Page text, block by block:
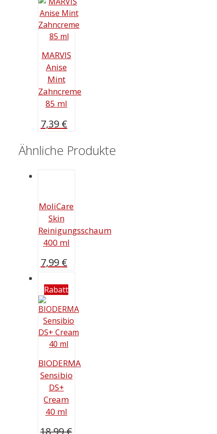
9,19 € 8,99 €.
MARVIS
Anise
Mint
Zahncreme
85 ml
7,39 €
Ähnliche Produkte
MoliCare
Skin
Reinigungsschaum
400 ml
7,99 €
Rabatt
BIODERMA
Sensibio
DS+
Cream
40 ml
18,99€